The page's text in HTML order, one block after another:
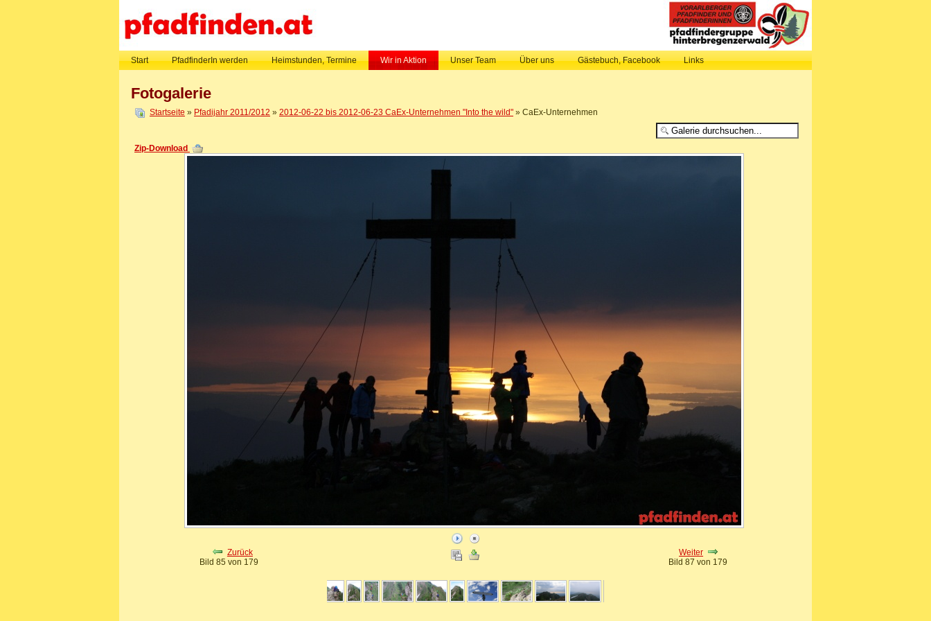
Start PfadfinderIn werden Heimstunden, Termine Wir in Aktion Unser Team Über uns Gästebuch, Facebook Links
Fotogalerie
Startseite » Pfadijahr 2011/2012 » 2012-06-22 bis 2012-06-23 CaEx-Unternehmen "Into the wild" » CaEx-Unternehmen
Zip-Download
Zurück
Bild 85 von 179
Weiter
Bild 87 von 179